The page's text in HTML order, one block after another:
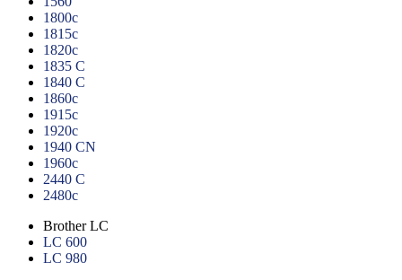
1800c
1815c
1820c
1835 C
1840 C
1860c
1915c
1920c
1940 CN
1960c
2440 C
2480c
Brother LC
LC 600
LC 980